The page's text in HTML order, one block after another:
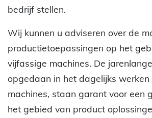
bedrijf stellen.
Wij kunnen u adviseren over de
productietoepassingen op het
vijfassige machines. De
opgedaan in het dagelijks werken
machines, staan garant voor een
het gebied van product